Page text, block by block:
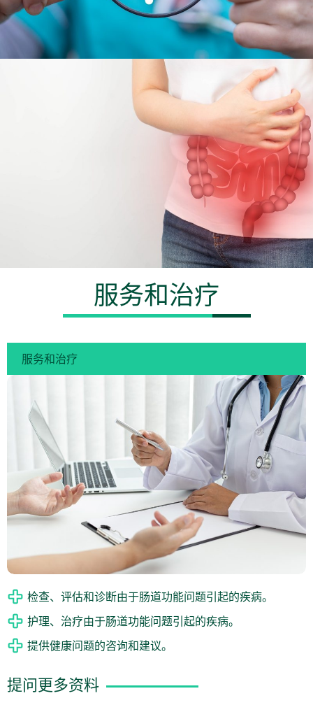
服务和治疗
服务和治疗
检查、评估和诊断由于肠道功能问题引起的疾病。
护理、治疗由于肠道功能问题引起的疾病。
提供健康问题的咨询和建议。
提问更多资料